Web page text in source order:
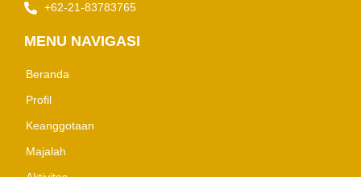
+62-21-83783765
MENU NAVIGASI
Beranda
Profil
Keanggotaan
Majalah